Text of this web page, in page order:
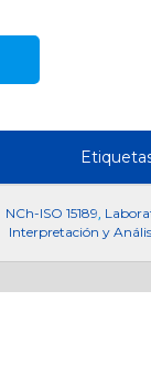
NCh-ISO 15189,
Interpretación y